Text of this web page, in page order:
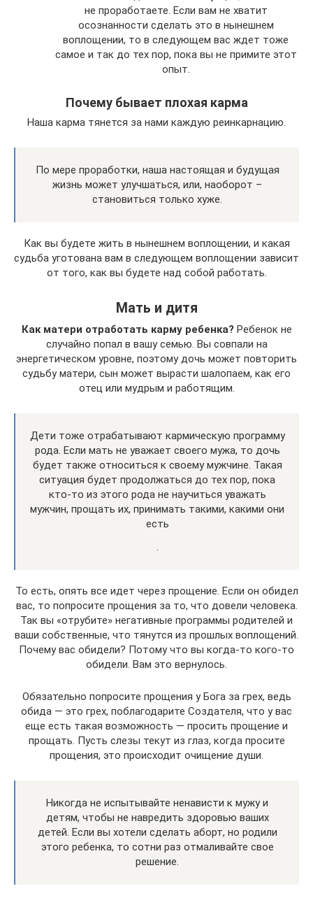
не проработаете. Если вам не хватит
осознанности сделать это в нынешнем
воплощении, то в следующем вас ждет тоже
самое и так до тех пор, пока вы не примите этот
опыт.
Почему бывает плохая карма
Наша карма тянется за нами каждую реинкарнацию.
По мере проработки, наша настоящая и будущая
жизнь может улучшаться, или, наоборот –
становиться только хуже.
Как вы будете жить в нынешнем воплощении, и какая
судьба уготована вам в следующем воплощении зависит
от того, как вы будете над собой работать.
Мать и дитя
Как матери отработать карму ребенка? Ребенок не
случайно попал в вашу семью. Вы совпали на
энергетическом уровне, поэтому дочь может повторить
судьбу матери, сын может вырасти шалопаем, как его
отец или мудрым и работящим.
Дети тоже отрабатывают кармическую программу
рода. Если мать не уважает своего мужа, то дочь
будет также относиться к своему мужчине. Такая
ситуация будет продолжаться до тех пор, пока
кто-то из этого рода не научиться уважать
мужчин, прощать их, принимать такими, какими они
есть
.
То есть, опять все идет через прощение. Если он обидел
вас, то попросите прощения за то, что довели человека.
Так вы «отрубите» негативные программы родителей и
ваши собственные, что тянутся из прошлых воплощений.
Почему вас обидели? Потому что вы когда-то кого-то
обидели. Вам это вернулось.
Обязательно попросите прощения у Бога за грех, ведь
обида — это грех, поблагодарите Создателя, что у вас
еще есть такая возможность — просить прощение и
прощать. Пусть слезы текут из глаз, когда просите
прощения, это происходит очищение души.
Никогда не испытывайте ненависти к мужу и
детям, чтобы не навредить здоровью ваших
детей. Если вы хотели сделать аборт, но родили
этого ребенка, то сотни раз отмаливайте свое
решение.